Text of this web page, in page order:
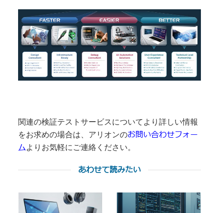
関連の検証テストサービスについてより詳しい情報
をお求めの場合は、アリオンのお問い合わせフォー
ムよりお気軽にご連絡ください。
あわせて読みたい